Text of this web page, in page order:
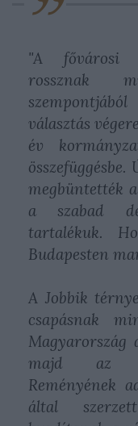
"A fővárosi
rossznak
választás
év
megbüntették
a szabad
tartalékuk.
Budapesten
A Jobbik
csapásnak
Magyarország
majd az
Reményének
által